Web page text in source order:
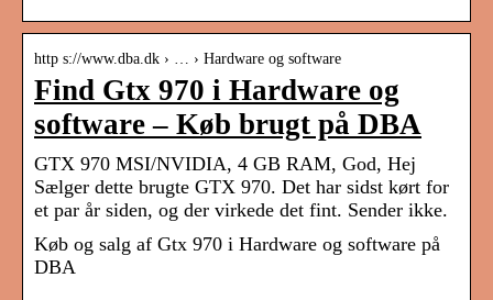
http s://www.dba.dk › … › Hardware og software
Find Gtx 970 i Hardware og
software – Køb brugt på DBA
GTX 970 MSI/NVIDIA, 4 GB RAM, God, Hej
Sælger dette brugte GTX 970. Det har sidst kørt for
et par år siden, og der virkede det fint. Sender ikke.
Køb og salg af Gtx 970 i Hardware og software på
DBA